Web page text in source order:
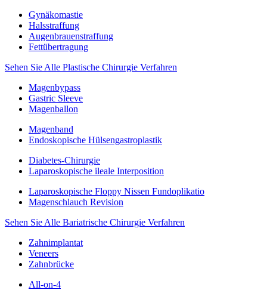
Gynäkomastie
Halsstraffung
Augenbrauenstraffung
Fettübertragung
Sehen Sie Alle Plastische Chirurgie Verfahren
Magenbypass
Gastric Sleeve
Magenballon
Magenband
Endoskopische Hülsengastroplastik
Diabetes-Chirurgie
Laparoskopische ileale Interposition
Laparoskopische Floppy Nissen Fundoplikatio
Magenschlauch Revision
Sehen Sie Alle Bariatrische Chirurgie Verfahren
Zahnimplantat
Veneers
Zahnbrücke
All-on-4